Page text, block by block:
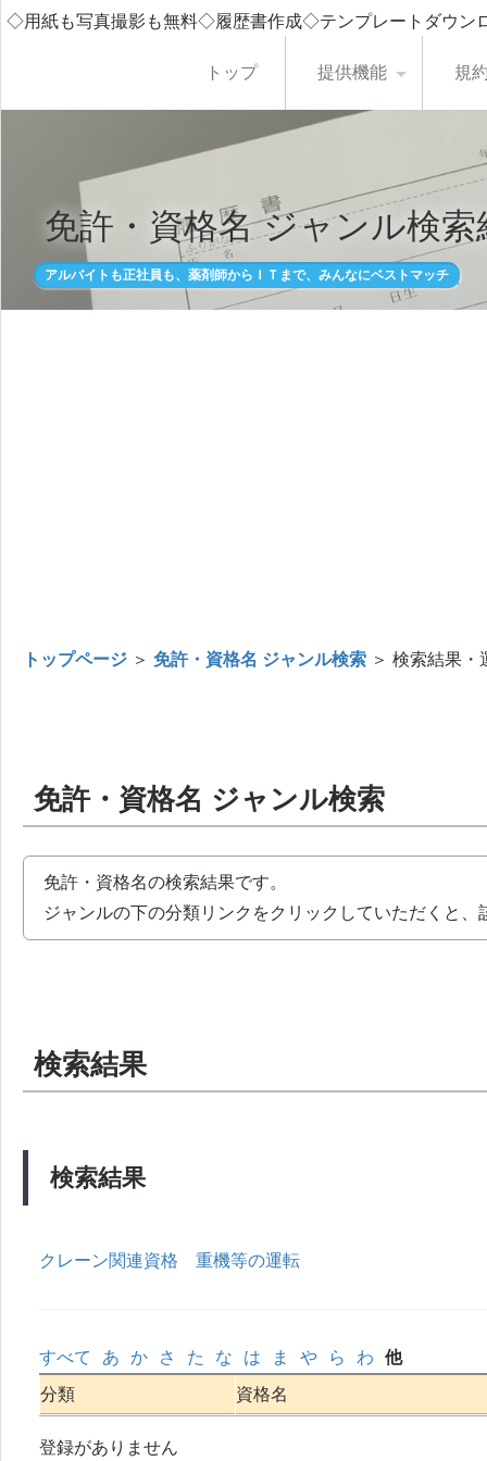
◇用紙も写真撮影も無料◇履歴書作成◇テンプレートダウ
トップ 提供機能 規
免許・資格名 ジャンル検索
アルバイトも正社員も、薬剤師からＩＴまで、みんなにベストマッチ
トップページ ＞ 免許・資格名 ジャンル検索 ＞ 検索結果・
免許・資格名 ジャンル検索
免許・資格名の検索結果です。
ジャンルの下の分類リンクをクリックしていただくと
検索結果
検索結果
クレーン関連資格 重機等の運転
すべて あ か さ た な は ま や ら わ
他
分類
資格名
登録がありません